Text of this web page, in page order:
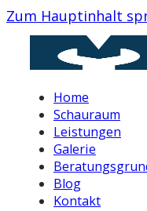
Zum Hauptinhalt
Home
Schauraum
Leistungen
Galerie
Blog
Kontakt